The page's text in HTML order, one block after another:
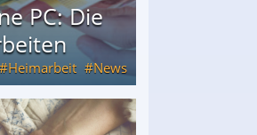
PC: Die
Heimarbeit News